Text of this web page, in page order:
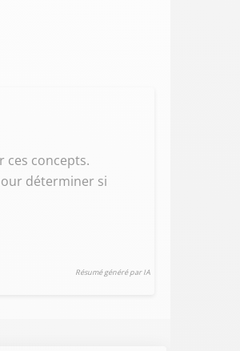
ces concepts.
déterminer si
Résumé généré par IA